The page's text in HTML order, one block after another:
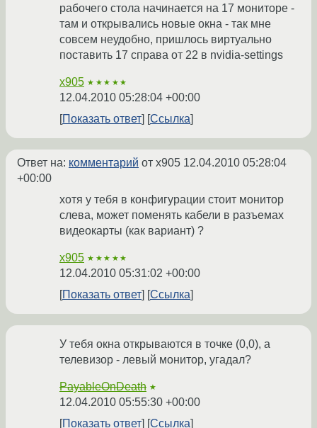
рабочего стола начинается на 17 мониторе -
там и открывались новые окна - так мне
совсем неудобно, пришлось виртуально
поставить 17 справа от 22 в nvidia-settings
x905 ★★★★★
12.04.2010 05:28:04 +00:00
Показать ответ
Ссылка
Ответ на: комментарий от x905 12.04.2010 05:28:04
+00:00
хотя у тебя в конфигурации стоит монитор
слева, может поменять кабели в разъемах
видеокарты (как вариант) ?
x905 ★★★★★
12.04.2010 05:31:02 +00:00
Показать ответ
Ссылка
У тебя окна открываются в точке (0,0), а
телевизор - левый монитор, угадал?
PayableOnDeath ★
12.04.2010 05:55:30 +00:00
Показать ответ
Ссылка